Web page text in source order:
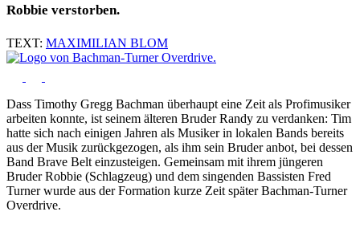
Robbie verstorben.
TEXT: MAXIMILIAN BLOM
Dass Timothy Gregg Bachman überhaupt eine Zeit als Profimusiker
arbeiten konnte, ist seinem älteren Bruder Randy zu verdanken: Tim
hatte sich nach einigen Jahren als Musiker in lokalen Bands bereits
aus der Musik zurückgezogen, als ihm sein Bruder anbot, bei dessen
Band Brave Belt einzusteigen. Gemeinsam mit ihrem jüngeren
Bruder Robbie (Schlagzeug) und dem singenden Bassisten Fred
Turner wurde aus der Formation kurze Zeit später Bachman-Turner
Overdrive.